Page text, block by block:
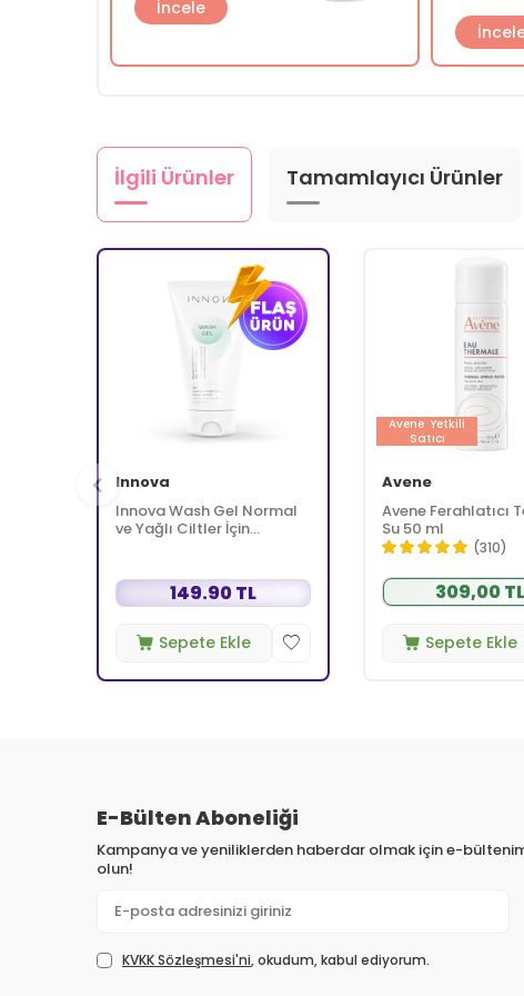
İncele
İlgili Ürünler Tamamlayıcı Ürünler
Innova
Innova Wash Gel Normal
ve Yağlı Ciltler İçin
149.90 TL
Sepete Ekle
Avene Yetkili
Satıcı
Avene
Avene Ferahlatıcı
Su 50 ml
(310)
309,00 TL
Sepete Ekle
E-Bülten Aboneliği
Kampanya ve yeniliklerden haberdar olmak için e-
olun!
KVKK Sözleşmesi'ni, okudum, kabul ediyorum.